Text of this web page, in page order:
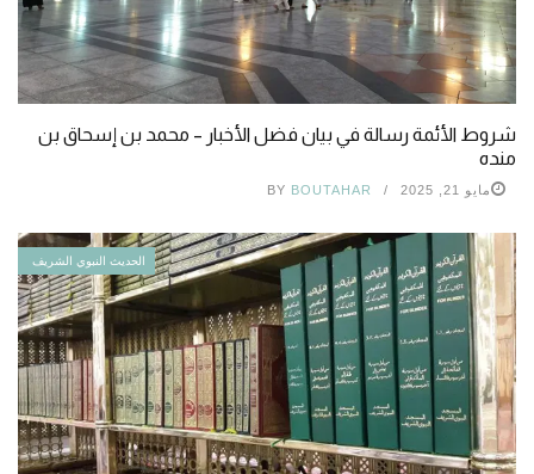
شروط الأئمة رسالة في بيان فضل الأخبار – محمد بن إسحاق بن
منده
مايو 21, 2025 BY BOUTAHAR
الحديث النبوي الشريف